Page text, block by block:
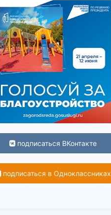
подписаться ВКонтакте
подписаться в Одноклассниках